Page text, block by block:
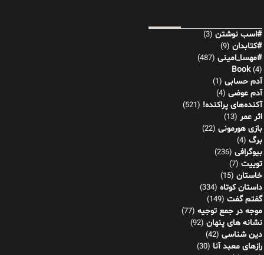
#اسب نوشتن (3)
#کتابدان (9)
#مهسا_امینی (487)
Book(4)
آدم حسابی (1)
آدم عوضی (4)
آکنده‌های پراکنده! (521)
اثر عمر (13)
بازی هورمونی (22)
برگ (4)
بیوگرافی (236)
توییت (7)
خاستان (15)
داستان کوتاه (334)
گفتم گفت (149)
موجه در جمع توجیه (77)
نشانه های پنهان (92)
دین شناسی (42)
رازهای معبد آنا (30)